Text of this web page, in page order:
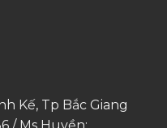
Kế, Tp Bắc Giang